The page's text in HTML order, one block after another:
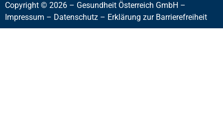
Copyright © 2026 – Gesundheit Österreich GmbH –
Impressum – Datenschutz – Erklärung zur Barrierefreiheit